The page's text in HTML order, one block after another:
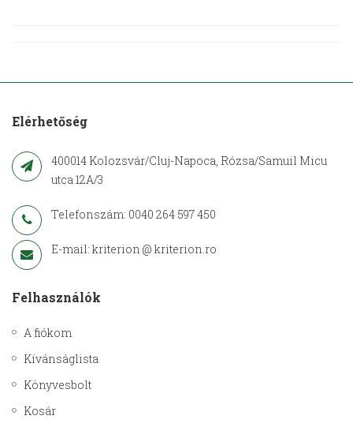
Elérhetőség
400014 Kolozsvár/Cluj-Napoca, Rózsa/Samuil Micu
utca 12A/3
Telefonszám: 0040 264 597 450
E-mail: kriterion @ kriterion.ro
Felhasználók
A fiókom
Kívánságlista
Könyvesbolt
Kosár